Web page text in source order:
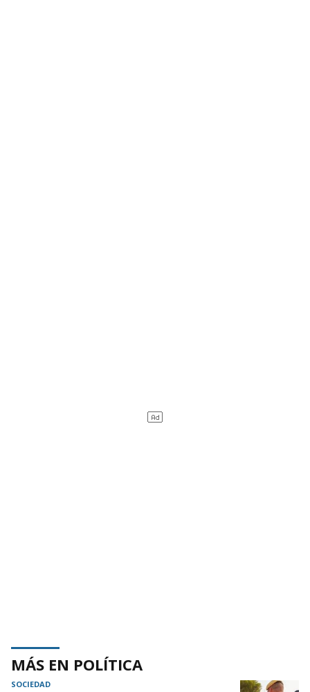
MÁS EN POLÍTICA
SOCIEDAD